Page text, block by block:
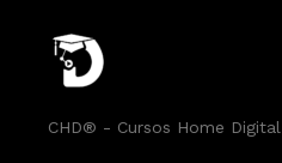
CHD® - Cursos Home Digital